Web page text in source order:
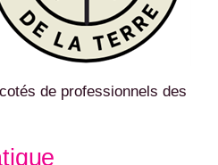
de professionnels des